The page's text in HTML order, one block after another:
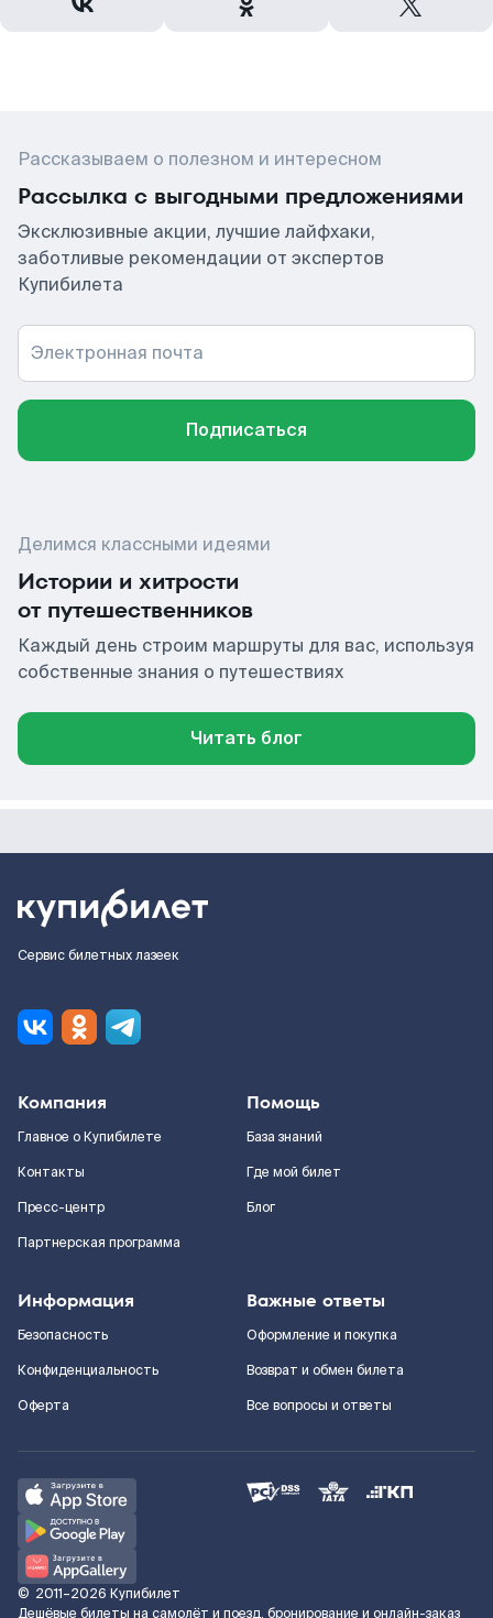
Рассказываем о полезном и интересном
Рассылка с выгодными предложениями
Эксклюзивные акции, лучшие лайфхаки,
заботливые рекомендации от экспертов
Купибилета
Электронная почта
Подписаться
Делимся классными идеями
Истории и хитрости
от путешественников
Каждый день строим маршруты для вас, используя
собственные знания о путешествиях
Читать блог
Сервис билетных лазеек
Компания
Главное о Купибилете
Контакты
Пресс-центр
Партнерская программа
Помощь
База знаний
Где мой билет
Блог
Информация
Безопасность
Конфиденциальность
Оферта
Важные ответы
Оформление и покупка
Возврат и обмен билета
Все вопросы и ответы
© 2011–2026 Купибилет
Дешёвые билеты на самолёт и поезд, бронирование и онлайн-заказ